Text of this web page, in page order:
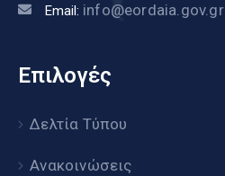
Email: info@eordaia.gov.gr
Επιλογές
Δελτία Τύπου
Ανακοινώσεις